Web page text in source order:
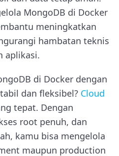
MongoDB di Docker
meningkatkan
hambatan teknis
aplikasi.
di Docker dengan
dan fleksibel? Cloud
tepat. Dengan
root penuh, dan
kamu bisa mengelola
maupun production